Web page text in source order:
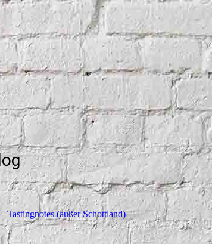
Tastingnotes (außer Schottland)